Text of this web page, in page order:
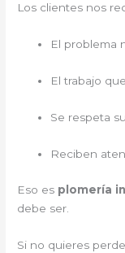
Los clientes nos
El problema
El trabajo
Se respeta
Reciben
Eso es plomería
debe ser.
Si no quieres